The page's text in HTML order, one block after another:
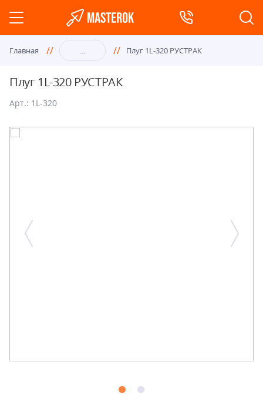
Главная ... Плуг 1L-320 РУСТРАК
Плуг 1L-320 РУСТРАК
Арт.: 1L-320